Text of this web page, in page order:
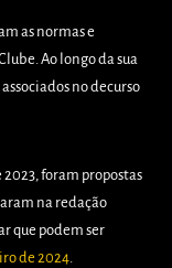
as normas e
Ao longo da sua
no decurso
foram propostas
na redação
que podem ser
de 2024.